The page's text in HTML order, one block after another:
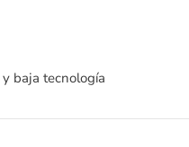
baja tecnología